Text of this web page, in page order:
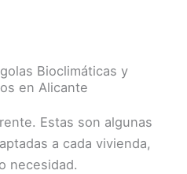
Bioclimáticas y
en Alicante
Estas son algunas
a cada vivienda,
necesidad.